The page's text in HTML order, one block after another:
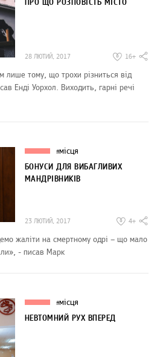
ПРО ЩО РОЗПОВІСТЬ МІСТО
28 ЛЮТИЙ, 2017 16+
лише тому, що трохи різниться від
Енді Уорхол. Виходить, гарні речі
#місця
БОНУСИ ДЛЯ ВИБАГЛИВИХ
МАНДРІВНИКІВ
23 ЛЮТИЙ, 2017 4+
жаліти на смертному одрі – що мало
- писав Марк
#місця
НЕВТОМНИЙ РУХ ВПЕРЕД